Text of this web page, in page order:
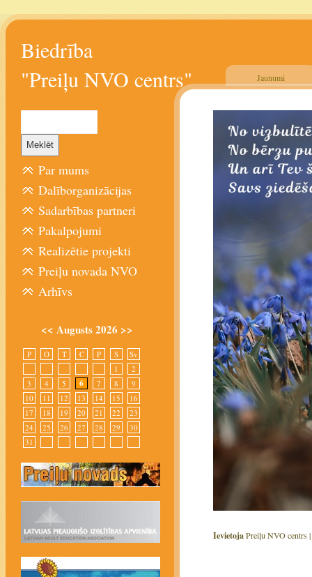
Biedrība
"Preiļu NVO centrs"
Jaunumi
IevietojaPreiļu NVO centrs |
Par mums
Dalīborganizācijas
Sadarbības partneri
Pakalpojumi
Realizētie projekti
Preiļu novada NVO
Arhīvs
<< Augusts 2026 >>
P O T C P S
Sv
1
2
3
4 5 6 7 8
9
10
11 12 13 14 15
16
17
18 19 20 21 22
23
24
25 26 27 28 29
30
31